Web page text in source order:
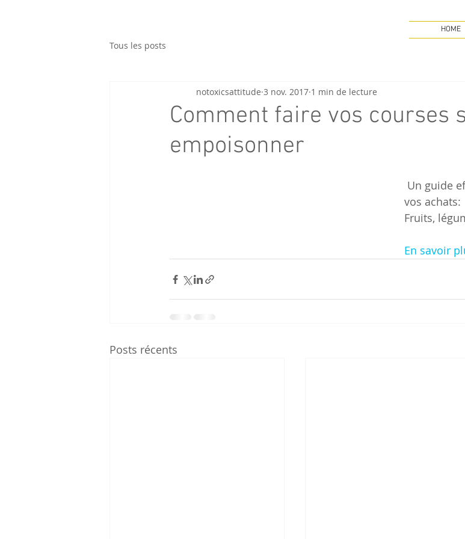
Tous les posts
Comment faire vos courses
empoisonner
notoxicsattitude 3 nov. 2017 1 min de lecture
vos achats:
Fruits,
En savoir
Posts récents
HOME